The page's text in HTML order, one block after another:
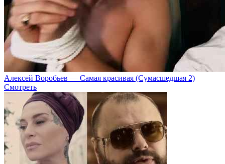
Алексей Воробьев — Самая красивая (Сумасшедшая 2)
Смотреть